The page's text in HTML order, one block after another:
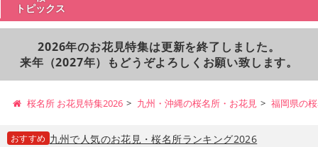
トピックス
2026年のお花見特集は更新を終了しました。
来年（2027年）もどうぞよろしくお願い致します。
桜名所 お花見特集2026 九州・沖縄の桜名所・お花見 福岡県の
おすすめ 九州で人気のお花見・桜名所ランキング2026